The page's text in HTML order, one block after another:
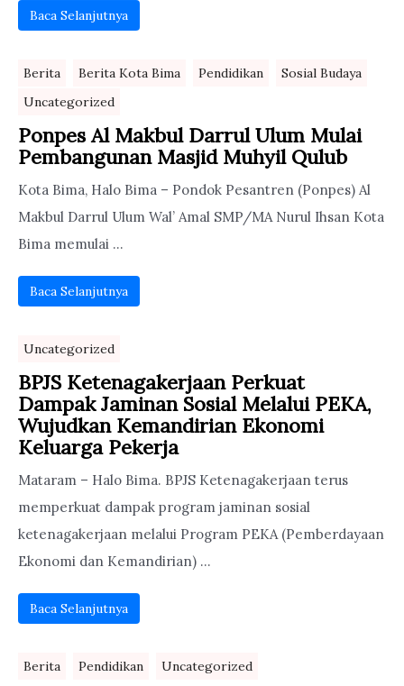
Baca Selanjutnya
Berita Berita Kota Bima Pendidikan
Sosial Budaya
Uncategorized
Ponpes Al Makbul Darrul Ulum Mulai
Pembangunan Masjid Muhyil Qulub
Kota Bima, Halo Bima – Pondok Pesantren (Ponpes) Al
Makbul Darrul Ulum Wal’ Amal SMP/MA Nurul Ihsan Kota
Bima memulai ...
Baca Selanjutnya
Uncategorized
BPJS Ketenagakerjaan Perkuat
Dampak Jaminan Sosial Melalui PEKA,
Wujudkan Kemandirian Ekonomi
Keluarga Pekerja
Mataram – Halo Bima. BPJS Ketenagakerjaan terus
memperkuat dampak program jaminan sosial
ketenagakerjaan melalui Program PEKA (Pemberdayaan
Ekonomi dan Kemandirian) ...
Baca Selanjutnya
Berita Pendidikan Uncategorized